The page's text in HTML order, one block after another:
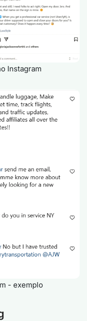
Instagram
- exemplo